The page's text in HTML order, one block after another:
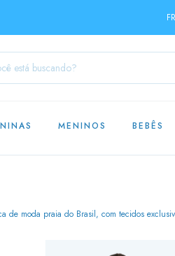
MENINOS BEBÊS
de moda praia do Brasil, com tecidos